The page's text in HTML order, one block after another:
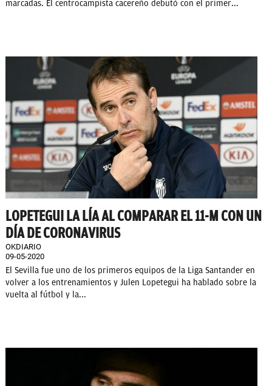
marcadas. El centrocampista cacereño debutó con el primer...
LOPETEGUI LA LÍA AL COMPARAR EL 11-M CON UN
DÍA DE CORONAVIRUS
OKDIARIO
09-05-2020
El Sevilla fue uno de los primeros equipos de la Liga Santander en
volver a los entrenamientos y Julen Lopetegui ha hablado sobre la
vuelta al fútbol y la...